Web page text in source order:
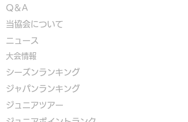
Q＆A
​当協会について
​ニュース
大会情報
シーズンランキング
ジャパンランキング
ジュニアツアー